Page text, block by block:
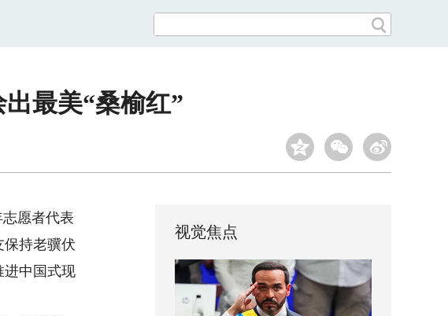
出最美“桑榆红”
愿者代表
保持老骥伏
进中国式现
视觉焦点